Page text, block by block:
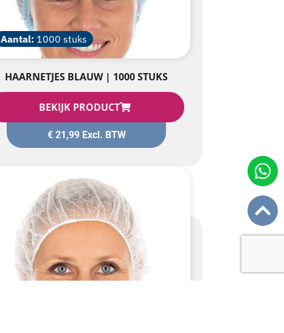
Aantal: 1000 stuks
HAARNETJES BLAUW | 1000 STUKS
BEKIJK PRODUCT
€21,99Excl. BTW